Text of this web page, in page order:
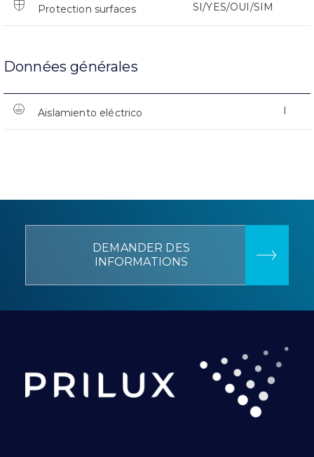
Protection surfaces SI/YES/OUI/SIM
Données générales
Aislamiento eléctrico I
DEMANDER DES
INFORMATIONS